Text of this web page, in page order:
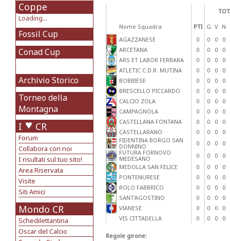
Coppe
Loading...
Fossil Cup
Conad Cup
Archivio Storico
Torneo della
Montagna
I CR
Forum
Collabora con noi
I risultati sul tuo sito!
Area Riservata
Visite
Siti Amici
Mondo CR
Schedilettantina
Oscar del Calcio
Nome Squadra
PTI G V N
AGAZZANESE
0 0 0
0
ARCETANA
0 0 0
0
ARS ET LABOR FERRARA
0 0 0
0
ATLETIC C.D.R. MUTINA
0 0 0
0
BOBBIESE
0 0 0
0
BRESCELLO PICCARDO
0 0 0
0
CALCIO ZOLA
0 0 0
0
CAMPAGNOLA
0 0 0
0
CASTELLANA FONTANA
0 0 0
0
CASTELLARANO
0 0 0
0
FIDENTINA BORGO SAN
DONNINO
0 0 0
0
FUTURA FORNOVO
MEDESANO
0 0 0
0
MEDOLLA SAN FELICE
0 0 0
0
PONTENURESE
0 0 0
0
ROLO FABBRICO
0 0 0
0
SANT'AGOSTINO
0 0 0
0
VIANESE
0 0 0
0
VIS CITTADELLA
0 0 0 0
Regole girone: